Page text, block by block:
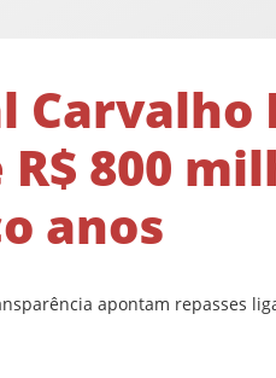
800
anos
apontam repasses